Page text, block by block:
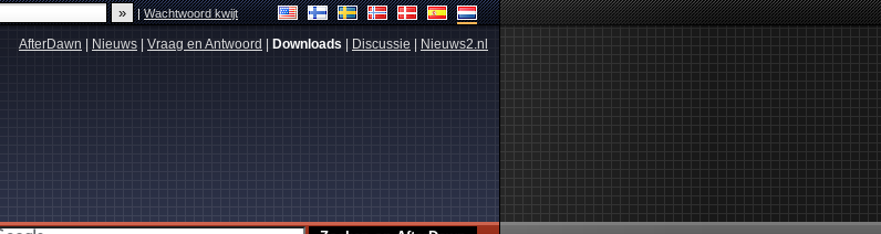
|Wachtwoord kwijt
AfterDawn Nieuws Vraag en Antwoord Downloads Discussie Nieuws2.nl